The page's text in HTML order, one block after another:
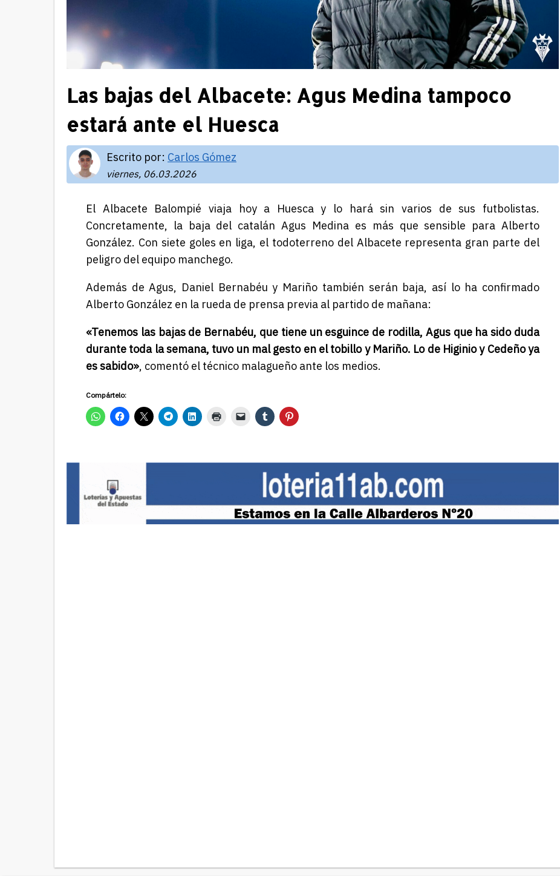
Las bajas del Albacete: Agus Medina tampoco
estará ante el Huesca
Escrito por: Carlos Gómez
viernes, 06.03.2026
El Albacete Balompié viaja hoy a Huesca y lo hará sin varios de sus futbolistas.
Concretamente, la baja del catalán Agus Medina es más que sensible para Alberto
González. Con siete goles en liga, el todoterreno del Albacete representa gran parte del
peligro del equipo manchego.
Además de Agus, Daniel Bernabéu y Mariño también serán baja, así lo ha confirmado
Alberto González en la rueda de prensa previa al partido de mañana:
«Tenemos las bajas de Bernabéu, que tiene un esguince de rodilla, Agus que ha sido duda
durante toda la semana, tuvo un mal gesto en el tobillo y Mariño. Lo de Higinio y Cedeño ya
es sabido», comentó el técnico malagueño ante los medios.
Compártelo: